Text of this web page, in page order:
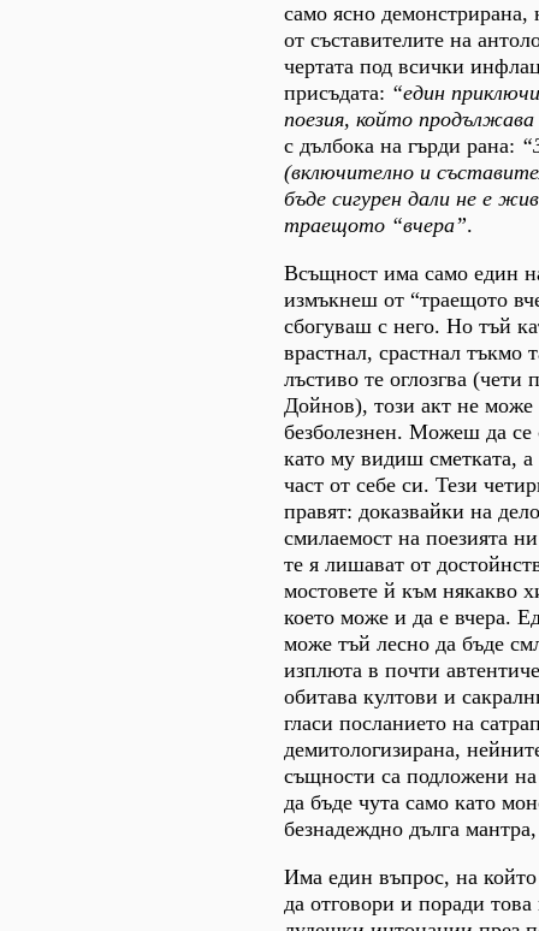
само ясно демонстрирана,
от съставителите на
чертата под всички
присъдата: “един
поезия, който продължава
с дълбока на гърди рана:
(включително и
бъде сигурен дали не е
траещото “вчера”.
Всъщност има само един
измъкнеш от “траещото
сбогуваш с него. Но тъй
врастнал, срастнал тъкмо
лъстиво те оглозгва
Дойнов), този акт не може
безболезнен. Можеш да се
като му видиш сметката, а
част от себе си. Тези
правят: доказвайки на
смилаемост на поезията
те я лишават от
мостовете й към някакво
което може и да е вчера.
може тъй лесно да бъде
изплюта в почти
обитава култови и
гласи посланието на
демитологизирана,
същности са подложени
да бъде чута само като
безнадеждно дълга
Има един въпрос, на
да отговори и поради това